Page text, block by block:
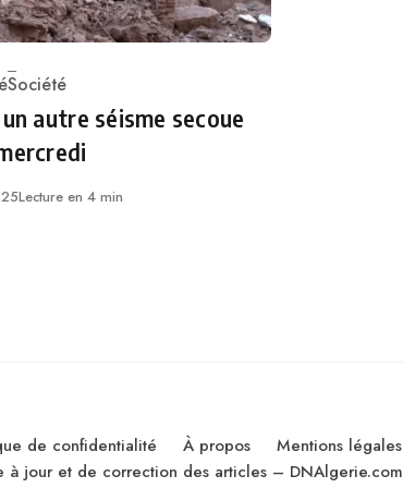
Société
autre séisme secoue
Lecture en 4 min
de confidentialité À propos Mentions légales
à jour et de correction des articles – DNAlgerie.com